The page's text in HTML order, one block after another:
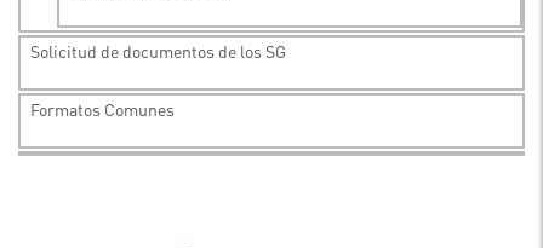
Solicitud de documentos de los SG
Formatos Comunes